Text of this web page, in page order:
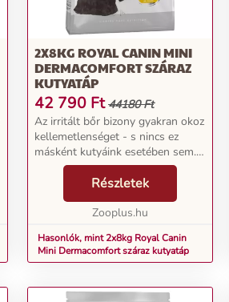
2X8KG ROYAL CANIN MINI
DERMACOMFORT SZÁRAZ
KUTYATÁP
42 790 Ft 44180 Ft
Az irritált bőr bizony gyakran okoz
kellemetlenséget - s nincs ez
másként kutyáink esetében sem.
Tudta, hogy a legtöbbször
bőrproblémákkal fordulnak
állatorvoshoz? Egy érzékeny
viszkető bőrfelület odá...
Részletek
Zooplus.hu
Hasonlók, mint 2x8kg Royal Canin
Mini Dermacomfort száraz kutyatáp